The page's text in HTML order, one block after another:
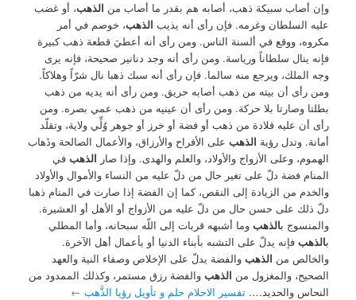
وإن أصاب سبيكة ذهب، أصابه هم بقدر ما أصاب من الذهب، أو غضب
عليه السلطان وغرمه. فإن رأى أنه يذيب الذهب، خوصم في أمر
مكروه، ووقع في ألسنة الناس. ومن رأى أنه أعطيَ قطعة ذهب كبيرة
فإنه ينال سلطاناً ورياسة. ومن رأى أنه وجد دنانير صحيحة، فإنه يرى
وجه الملك، ويرجع منه سالما. فإن رأى أنه سبك ذهبا نال شرّاً وهلاكاً.
ومن رأى أن بيته من ذهب أصابه حريق. ومن رأى أنه يديه من ذهب
بطلتا وصارتا بلا حركة. ومن رأى أن عينيه من ذهب عمي بصره. ومن
رأى أن عليه قلادة من ذهب أو فضة أو خرز أو جوهر وُلِّي ولاية، وتقلّد
أمانة. وتدل رؤية الذهب على الأفراح والأرزاق، والأعمال الصالحة وذَهاب
الهموم، وعلى الأزواج والأولاد، والعلم والهدى. وإذا صار الذهب في
المنام فضة دلّ على تغير حال من دلّ عليه من النساء والأموال والأولاد
والخدم من الزيادة إلى النقص، كما إن الفضة إذا صارت في المنام ذهبا
دلّ ذلك على حسن حال من دلّ عليه من الأزواج أو الأهل أو العشيرة.
والمنسوج بالذهب وما أشبهه قربات إلى اللّه سبحانه، وأما المطلي
بالذهب فإنه يدلّ على التشبه بأبناء الدنيا أو بأعمال أهل الآخرة.
والخالص من الذهب والفضة يدلّ على الإخلاص وصفاء النية والعهد
الصحيح، والمغزول من الذهب والفضة رزق مستمر، وكذلك الممدود من
النحاس والحديد….تفسير الاحلام حلم و تأويل رؤيا الذَّهب ←